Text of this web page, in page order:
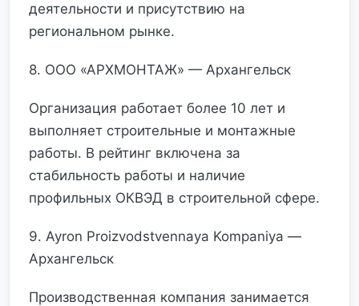
деятельности и присутствию на
региональном рынке.
8. ООО «АРХМОНТАЖ» — Архангельск
Организация работает более 10 лет и
выполняет строительные и монтажные
работы. В рейтинг включена за
стабильность работы и наличие
профильных ОКВЭД в строительной сфере.
9. Ayron Proizvodstvennaya Kompaniya —
Архангельск
Производственная компания занимается